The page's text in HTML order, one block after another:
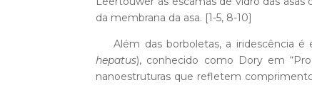
da membrana da asa. [1-5, 8-10]
Além das borboletas, a iridescência é
hepatus), conhecido como Dory em
nanoestruturas que refletem